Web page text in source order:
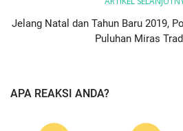
Jelang Natal dan Tahun Baru 2019,
Puluhan Miras
APA REAKSI ANDA?